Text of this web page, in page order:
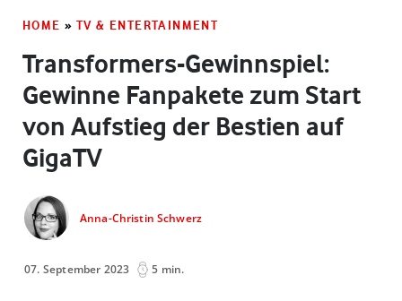
HOME » TV & ENTERTAINMENT
Transformers-Gewinnspiel:
Gewinne Fanpakete zum Start
von Aufstieg der Bestien auf
GigaTV
Anna-Christin Schwerz
07. September 2023 5 min.